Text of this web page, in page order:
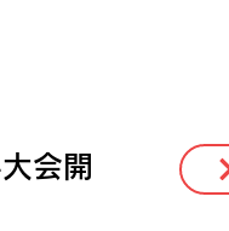
会開